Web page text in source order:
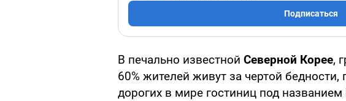
Подписаться
В печально известной Северной Корее,
60% жителей живут за чертой
дорогих в мире гостиниц под названием